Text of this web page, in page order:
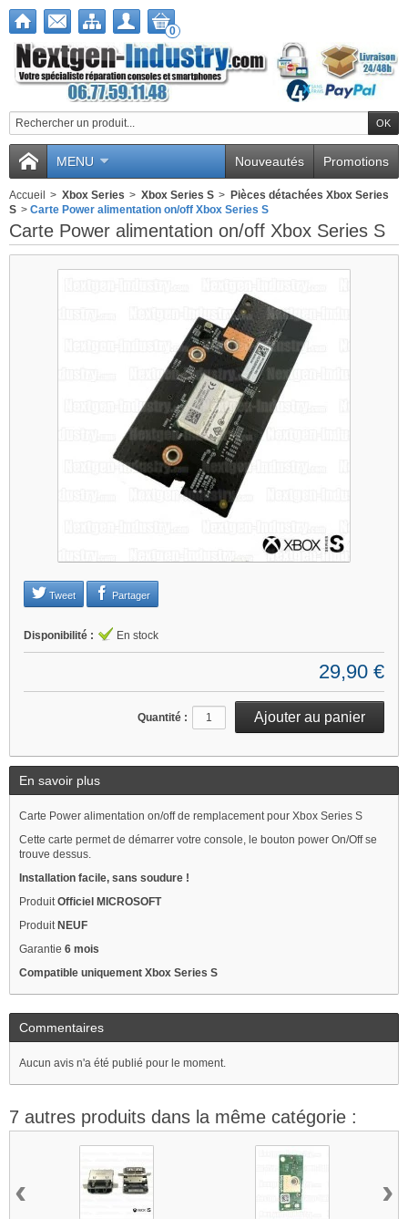
0
MENU Promotions
Nouveautés
Accueil > Xbox Series > Xbox Series S > Pièces détachées Xbox Series
S > Carte Power alimentation on/off Xbox Series S
Carte Power alimentation on/off Xbox Series S
Tweet Partager
Disponibilité : En stock
29,90 €
Quantité :
En savoir plus
Carte Power alimentation on/off de remplacement pour Xbox Series S
Cette carte permet de démarrer votre console, le bouton power On/Off se
trouve dessus.
Installation facile, sans soudure !
ProduitOfficiel MICROSOFT
ProduitNEUF
Garantie 6 mois
Compatible uniquement Xbox Series S
Commentaires
Aucun avis n'a été publié pour le moment.
7 autres produits dans la même catégorie :
‹ ›